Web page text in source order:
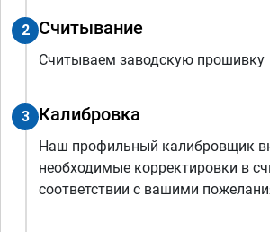
2 Считывание
Считываем заводскую прошивку
3 Калибровка
Наш профильный калибровщик
необходимые корректировки в
соответствии с вашими